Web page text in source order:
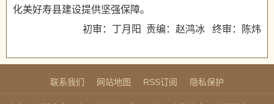
化美好寿县建设提供坚强保障。
初审：丁月阳 责编：赵鸿冰 终审：陈炜
联系我们 网站地图 RSS订阅 隐私保护